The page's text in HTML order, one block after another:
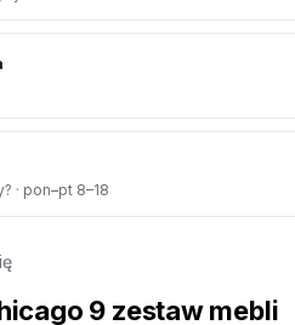
· pon–pt 8–18
9 zestaw mebli